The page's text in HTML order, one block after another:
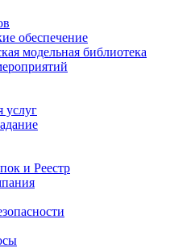
обеспечение
модельная библиотека
услуг
и Реестр